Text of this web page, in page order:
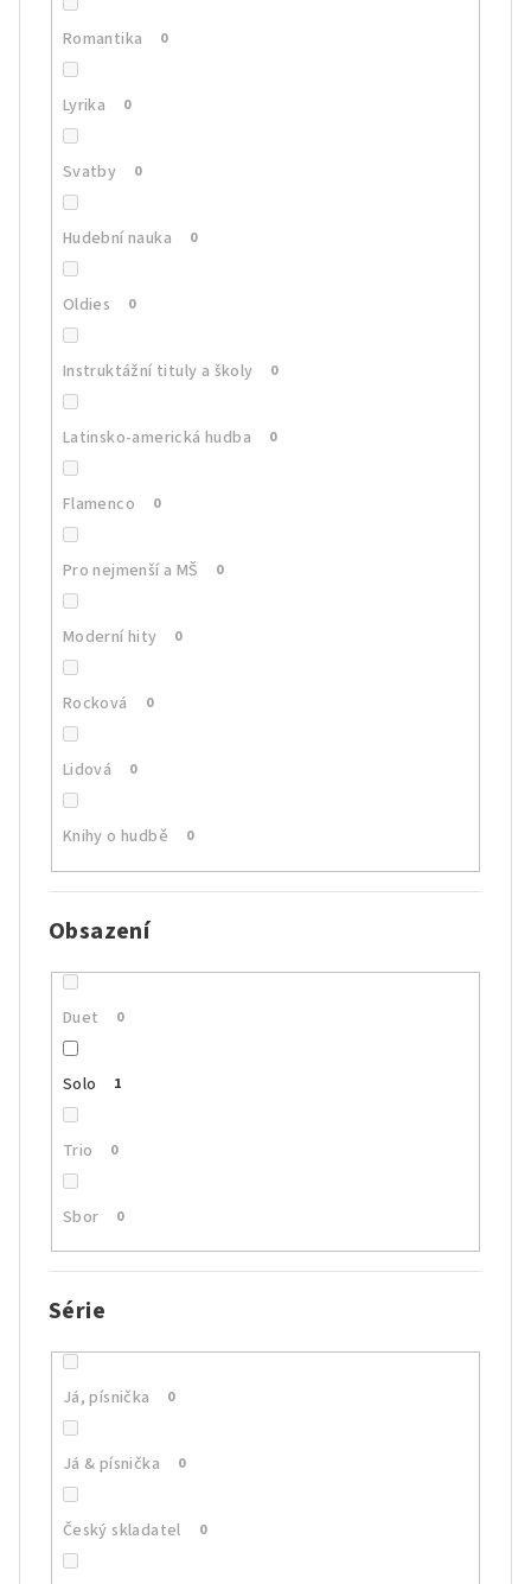
Romantika 0
Lyrika 0
Svatby 0
Hudební nauka 0
Oldies 0
Instruktážní tituly a školy 0
Latinsko-americká hudba 0
Flamenco 0
Pro nejmenší a MŠ 0
Moderní hity 0
Rocková 0
Lidová 0
Knihy o hudbě 0
Obsazení
Duet 0
Solo 1
Trio 0
Sbor 0
Série
Já, písnička 0
Já & písnička 0
Český skladatel 0